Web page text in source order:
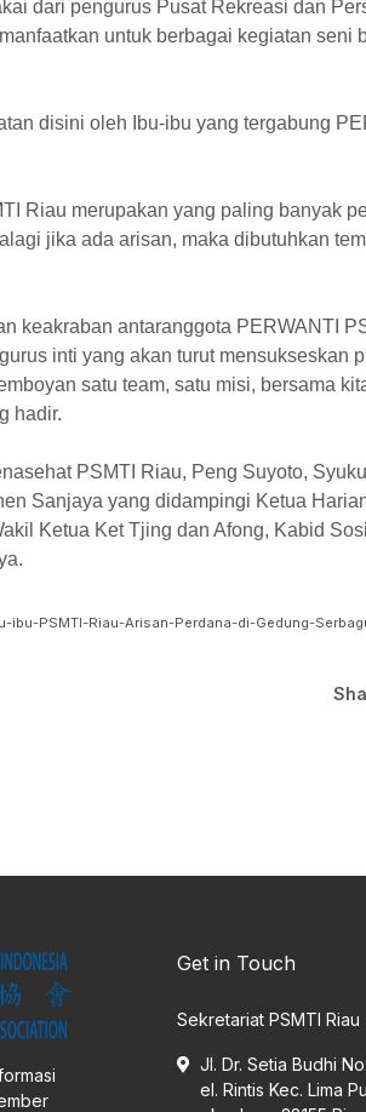
dari pengurus Pusat Rekreasi dan
untuk berbagai kegiatan seni
disini oleh Ibu-ibu yang tergabung
Riau merupakan yang paling banyak
jika ada arisan, maka dibutuhkan
keakraban antaranggota PERWANTI
inti yang akan turut mensukseskan
satu team, satu misi, bersama
hadir.
PSMTI Riau, Peng Suyoto,
Sanjaya yang didampingi Ketua
Ketua Ket Tjing dan Afong, Kabid
PSMTI-Riau-Arisan-Perdana-di-Gedung-
Get in Touch
Sekretariat PSMTI Riau
Jl. Dr. Setia Budhi
el. Rintis Kec. Lima